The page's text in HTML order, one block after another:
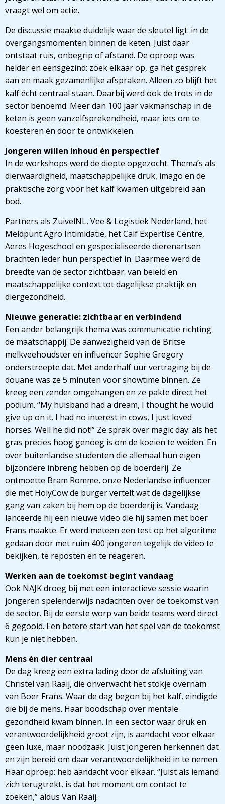
vraagt wel om actie.
De discussie maakte duidelijk waar de sleutel ligt: in de
overgangsmomenten binnen de keten. Juist daar
ontstaat ruis, onbegrip of afstand. De oproep was
helder en eensgezind: zoek elkaar op, ga het gesprek
aan en maak gezamenlijke afspraken. Alleen zo blijft het
kalf écht centraal staan. Daarbij werd ook de trots in de
sector benoemd. Meer dan 100 jaar vakmanschap in de
keten is geen vanzelfsprekendheid, maar iets om te
koesteren én door te ontwikkelen.
Jongeren willen inhoud én perspectief
In de workshops werd de diepte opgezocht. Thema’s als
dierwaardigheid, maatschappelijke druk, imago en de
praktische zorg voor het kalf kwamen uitgebreid aan
bod.
Partners als ZuivelNL, Vee & Logistiek Nederland, het
Meldpunt Agro Intimidatie, het Calf Expertise Centre,
Aeres Hogeschool en gespecialiseerde dierenartsen
brachten ieder hun perspectief in. Daarmee werd de
breedte van de sector zichtbaar: van beleid en
maatschappelijke context tot dagelijkse praktijk en
diergezondheid.
Nieuwe generatie: zichtbaar en verbindend
Een ander belangrijk thema was communicatie richting
de maatschappij. De aanwezigheid van de Britse
melkveehoudster en influencer Sophie Gregory
onderstreepte dat. Met anderhalf uur vertraging bij de
douane was ze 5 minuten voor showtime binnen. Ze
kreeg een zender omgehangen en ze pakte direct het
podium. “My huisband had a dream, I thought he would
give up on it. I had no interest in cows, I just loved
horses. Well he did not!” Ze sprak over magic day: als het
gras precies hoog genoeg is om de koeien te weiden. En
over buitenlandse studenten die allemaal hun eigen
bijzondere inbreng hebben op de boerderij. Ze
ontmoette Bram Romme, onze Nederlandse influencer
die met HolyCow de burger vertelt wat de dagelijkse
gang van zaken bij hem op de boerderij is. Vandaag
lanceerde hij een nieuwe video die hij samen met boer
Frans maakte. Er werd meteen een test op het algoritme
gedaan door met ruim 400 jongeren tegelijk de video te
bekijken, te reposten en te reageren.
Werken aan de toekomst begint vandaag
Ook NAJK droeg bij met een interactieve sessie waarin
jongeren spelenderwijs nadachten over de toekomst van
de sector. Bij de eerste worp van beide teams werd direct
6 gegooid. Een betere start van het spel van de toekomst
kun je niet hebben.
Mens én dier centraal
De dag kreeg een extra lading door de afsluiting van
Christel van Raaij, die onverwacht het stokje overnam
van Boer Frans. Waar de dag begon bij het kalf, eindigde
die bij de mens. Haar boodschap over mentale
gezondheid kwam binnen. In een sector waar druk en
verantwoordelijkheid groot zijn, is aandacht voor elkaar
geen luxe, maar noodzaak. Juist jongeren herkennen dat
en zijn bereid om daar verantwoordelijkheid in te nemen.
Haar oproep: heb aandacht voor elkaar. “Juist als iemand
zich terugtrekt, is dat het moment om contact te
zoeken,” aldus Van Raaij.